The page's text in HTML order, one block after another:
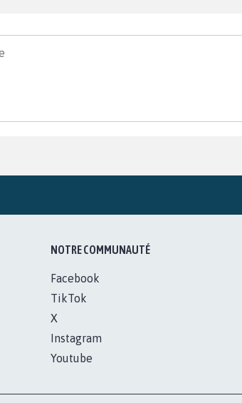
NOTRE COMMUNAUTÉ
Facebook
TikTok
X
Instagram
Youtube